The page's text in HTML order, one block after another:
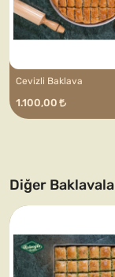
Cevizli Baklava
1.100,00
Diğer